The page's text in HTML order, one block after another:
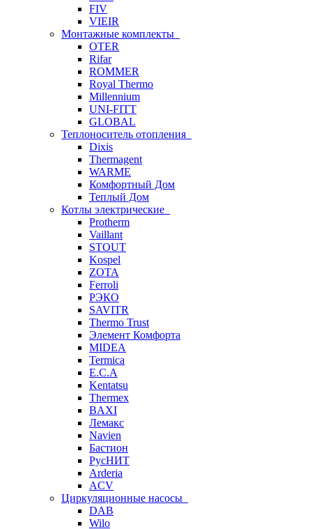
FIV
VIEIR
Монтажные комплекты
OTER
Rifar
ROMMER
Royal Thermo
Millennium
UNI-FITT
GLOBAL
Теплоноситель отопления
Dixis
Thermagent
WARME
Комфортный Дом
Теплый Дом
Котлы электрические
Protherm
Vaillant
STOUT
Kospel
ZOTA
Ferroli
РЭКО
SAVITR
Thermo Trust
Элемент Комфорта
MIDEA
Termica
E.C.A
Kentatsu
Thermex
BAXI
Лемакс
Navien
Бастион
РусНИТ
Arderia
ACV
Циркуляционные насосы
DAB
Wilo